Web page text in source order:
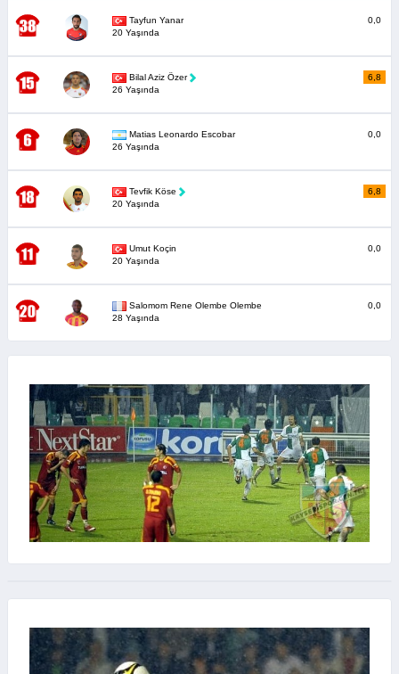
Tayfun Yanar
20 Yaşında
0,0
Bilal Aziz Özer
26 Yaşında
6,8
Matias Leonardo Escobar
26 Yaşında
0,0
Tevfik Köse
20 Yaşında
6,8
Umut Koçin
20 Yaşında
0,0
Salomom Rene Olembe Olembe
28 Yaşında
0,0